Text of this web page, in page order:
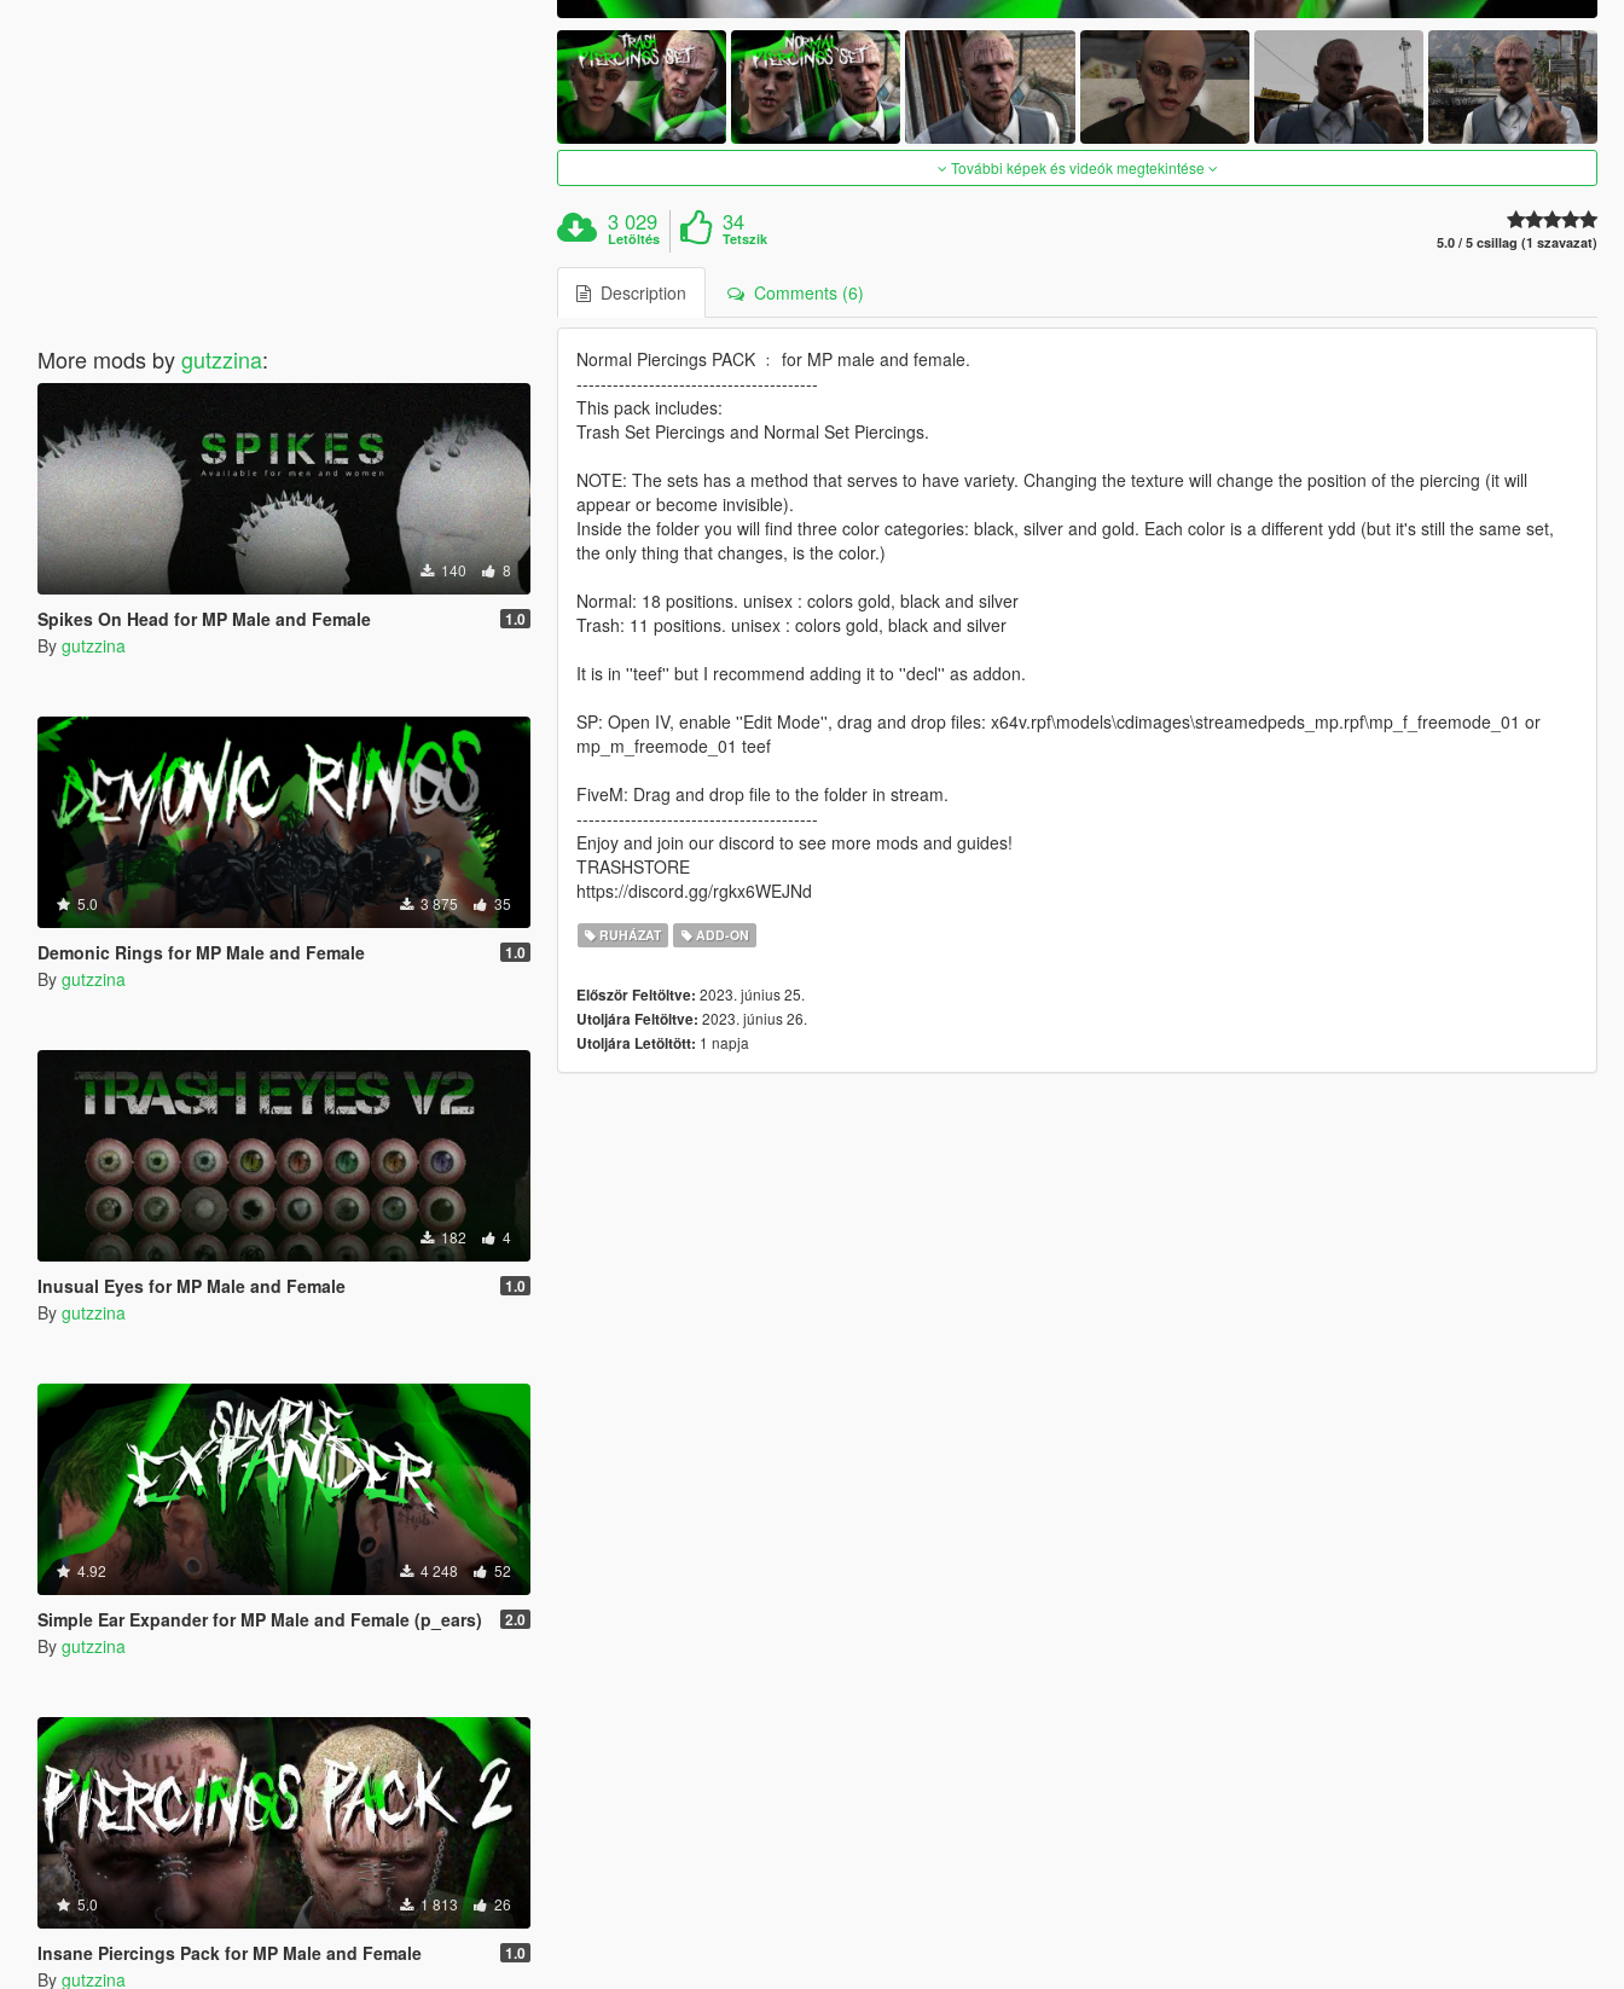
More mods bygutzzina:
140 8
Spikes On Head for MP Male and Female 1.0
By gutzzina
5.0 3 875 35
Demonic Rings for MP Male and Female 1.0
By gutzzina
182 4
Inusual Eyes for MP Male and Female 1.0
By gutzzina
4.92 4 248 52
Simple Ear Expander for MP Male and Female (p_ears) 2.0
By gutzzina
5.0 1 813 26
Insane Piercings Pack for MP Male and Female 1.0
By gutzzina
További képek és videók megtekintése
3 029
Letöltés
34
Tetszik 5.0 / 5 csillag (1 szavazat)
Description Comments (6)
Normal Piercings PACK ﹕ for MP male and female.
----------------------------------------
This pack includes:
Trash Set Piercings and Normal Set Piercings.
NOTE: The sets has a method that serves to have variety. Changing the texture will change the position of the piercing (it will
appear or become invisible).
Inside the folder you will find three color categories: black, silver and gold. Each color is a different ydd (but it's still the same set,
the only thing that changes, is the color.)
Normal: 18 positions. unisex : colors gold, black and silver
Trash: 11 positions. unisex : colors gold, black and silver
It is in ''teef'' but I recommend adding it to ''decl'' as addon.
SP: Open IV, enable ''Edit Mode'', drag and drop files: x64v.rpf\models\cdimages\streamedpeds_mp.rpf\mp_f_freemode_01 or
mp_m_freemode_01 teef
FiveM: Drag and drop file to the folder in stream.
----------------------------------------
Enjoy and join our discord to see more mods and guides!
TRASHSTORE
https://discord.gg/rgkx6WEJNd
RUHÁZAT ADD-ON
Először Feltöltve: 2023. június 25.
Utoljára Feltöltve: 2023. június 26.
Utoljára Letöltött: 1 napja